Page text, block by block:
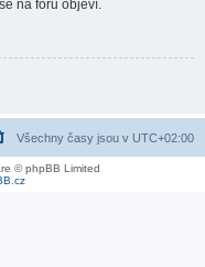
na fóru objeví.
Všechny časy jsou v UTC+02:00
© phpBB Limited